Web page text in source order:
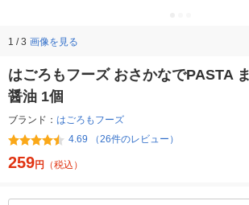
1 / 3 画像を見る
はごろもフーズ おさかなでPASTA
醤油 1個
ブランド： はごろもフーズ
4.69 （26件のレビュー）
259円 （税込）